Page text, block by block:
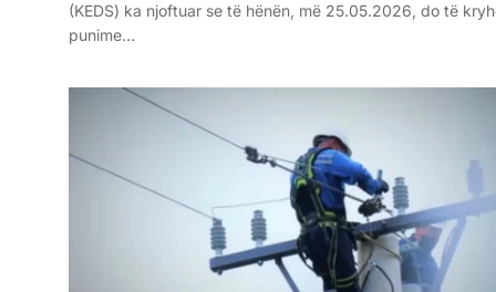
(KEDS) ka njoftuar se të hënën, më 25.05.2026, do të
punime…